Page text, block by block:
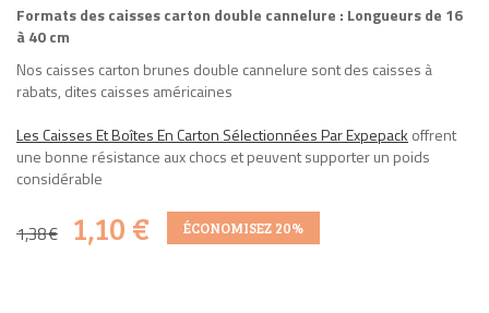
Formats des caisses carton double cannelure : Longueurs de 16
à 40 cm
Nos caisses carton brunes double cannelure sont des caisses à
rabats, dites caisses américaines
Les Caisses Et Boîtes En Carton Sélectionnées Par Expepack offrent
une bonne résistance aux chocs et peuvent supporter un poids
considérable
1,38 € 1,10 € ÉCONOMISEZ 20%